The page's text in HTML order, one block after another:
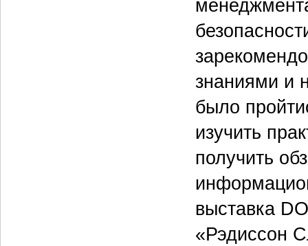
знаниями и
было
изучить
получить
выставка
«Рэдиссон